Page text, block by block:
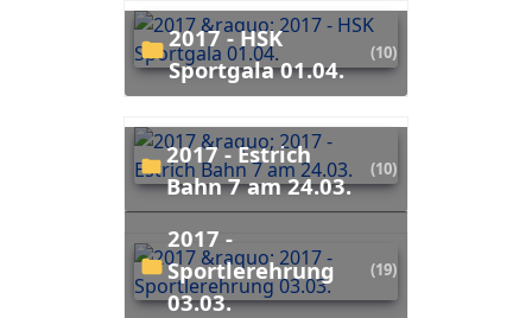
2017 - HSK
Sportgala 01.04.
(10)
2017 - Estrich
Bahn 7 am 24.03.
(10)
2017 -
Sportlerehrung
03.03.
(19)